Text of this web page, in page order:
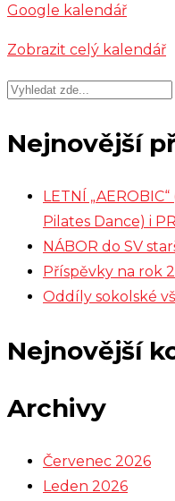
Google kalendář
Zobrazit celý kalendář
Nejnovější
LETNÍ
Pilates Dance) i
NÁBOR do SV
Příspěvky na rok
Oddíly sokolské
Nejnovější
Archivy
Červenec 2026
Leden 2026